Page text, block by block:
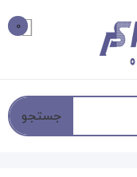
0
جستجو